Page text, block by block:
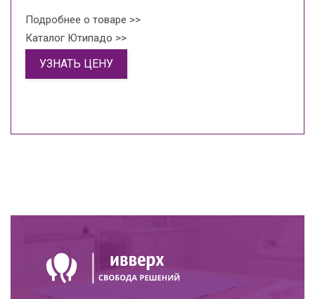
Подробнее о товаре >>
Каталог Ютипадо >>
УЗНАТЬ ЦЕНУ